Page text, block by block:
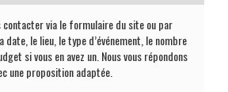
contacter via le formulaire du site ou par
date, le lieu, le type d’événement, le nombre
si vous en avez un. Nous vous répondons
une proposition adaptée.